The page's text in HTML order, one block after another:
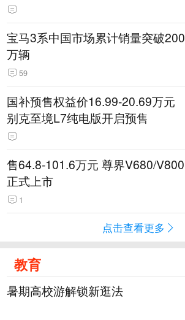
宝马3系中国市场累计销量突破200
万辆
59
国补预售权益价16.99-20.69万元
别克至境L7纯电版开启预售
售64.8-101.6万元 尊界V680/V800
正式上市
1
点击查看更多
教育
暑期高校游解锁新逛法